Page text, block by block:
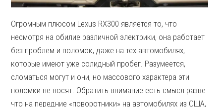
Огромным плюсом Lexus RX300 является то, что
несмотря на обилие различной электрики, она работает
без проблем и поломок, даже на тех автомобилях,
которые имеют уже солидный пробег. Разумеется,
сломаться могут и они, но массового характера эти
поломки не носят. Обратить внимание есть смысл разве
что на передние «поворотники» на автомобилях из США,